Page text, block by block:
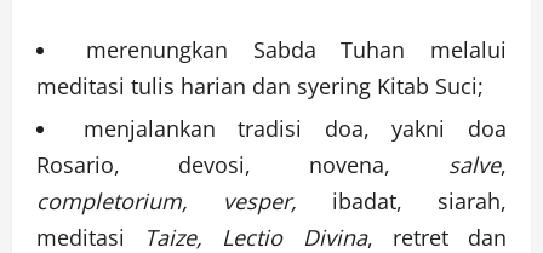
merenungkan Sabda Tuhan melalui
meditasi tulis harian dan syering Kitab Suci;
menjalankan tradisi doa, yakni doa
Rosario, devosi, novena, salve,
completorium, vesper, ibadat, siarah,
meditasi
Taize, Lectio Divina, retret dan